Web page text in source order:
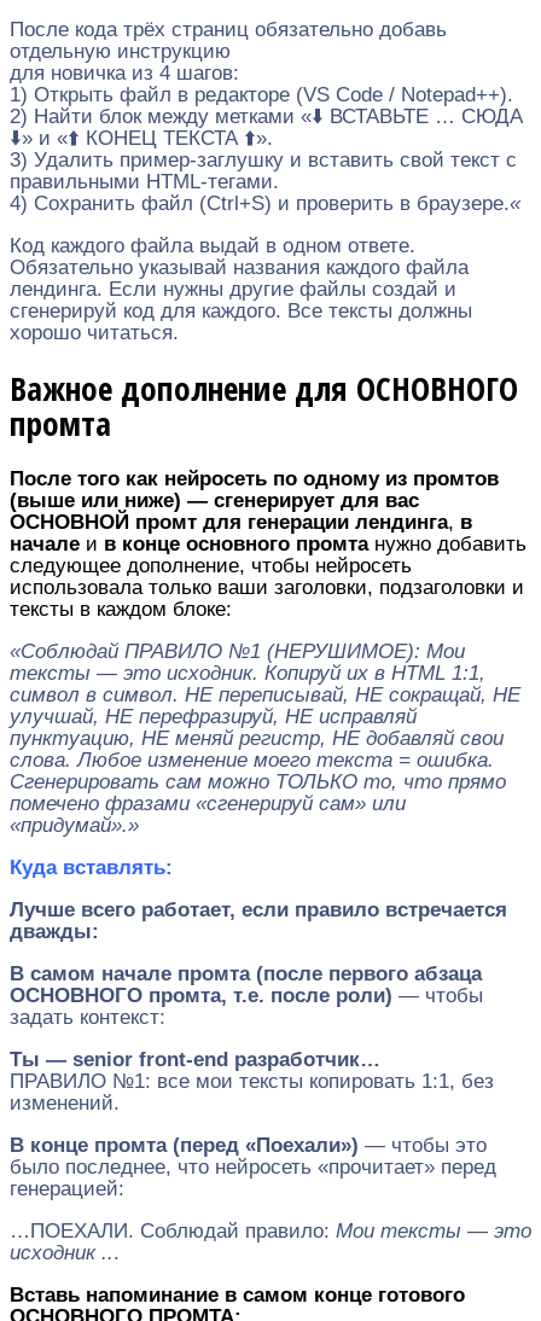
После кода трёх страниц обязательно добавь
отдельную инструкцию
для новичка из 4 шагов:
1) Открыть файл в редакторе (VS Code / Notepad++).
2) Найти блок между метками «⬇️ ВСТАВЬТЕ … СЮДА
⬇️» и «⬆️ КОНЕЦ ТЕКСТА ⬆️».
3) Удалить пример-заглушку и вставить свой текст с
правильными HTML-тегами.
4) Сохранить файл (Ctrl+S) и проверить в браузере.«
Код каждого файла выдай в одном ответе.
Обязательно указывай названия каждого файла
лендинга. Если нужны другие файлы создай и
сгенерируй код для каждого. Все тексты должны
хорошо читаться.
Важное дополнение для ОСНОВНОГО
промта
После того как нейросеть по одному из промтов
(выше или ниже) — сгенерирует для вас
ОСНОВНОЙ промт для генерации лендинга, в
начале и в конце основного промтанужно добавить
следующее дополнение, чтобы нейросеть
использовала только ваши заголовки, подзаголовки и
тексты в каждом блоке:
«Соблюдай ПРАВИЛО №1 (НЕРУШИМОЕ): Мои
тексты — это исходник. Копируй их в HTML 1:1,
символ в символ. НЕ переписывай, НЕ сокращай, НЕ
улучшай, НЕ перефразируй, НЕ исправляй
пунктуацию, НЕ меняй регистр, НЕ добавляй свои
слова. Любое изменение моего текста = ошибка.
Сгенерировать сам можно ТОЛЬКО то, что прямо
помечено фразами «сгенерируй сам» или
«придумай».»
Куда вставлять:
Лучше всего работает, если правило встречается
дважды:
В самом начале промта (после первого абзаца
ОСНОВНОГО промта, т.е. после роли) — чтобы
задать контекст:
Ты — senior front-end разработчик…
ПРАВИЛО №1: все мои тексты копировать 1:1, без
изменений.
В конце промта (перед «Поехали») — чтобы это
было последнее, что нейросеть «прочитает» перед
генерацией:
…ПОЕХАЛИ. Соблюдай правило: Мои тексты — это
исходник ...
Вставь напоминание в самом конце готового
ОСНОВНОГО ПРОМТА: